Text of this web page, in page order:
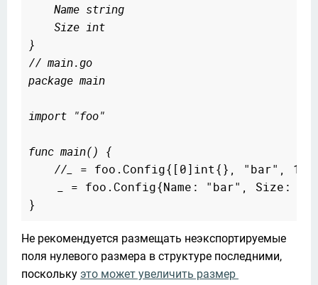
    Name string
    Size int
}
// main.go
package main
import "foo"
func main() {
    //_
= foo.Config{[0]int{}, "bar",
_ = foo.Config{Name: "bar", Size:
Не рекомендуется размещать неэкспортируемые
поля нулевого размера в структуре последними,
поскольку это может увеличить размер